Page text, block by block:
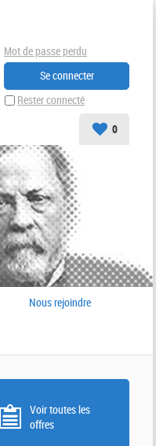
Rester connecté
Mot de passe perdu
0
Nous rejoindre
Voir toutes les
offres